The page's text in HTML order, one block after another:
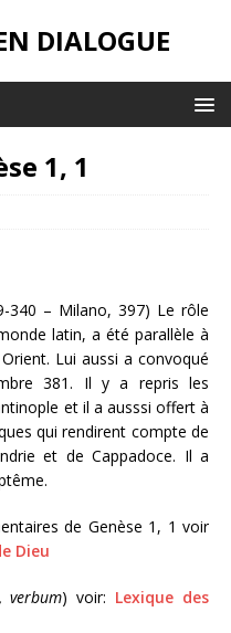
DIALOGUE
1, 1
340 – Milano, 397) Le rôle
latin, a été parallèle à
Lui aussi a convoqué
381. Il y a repris les
et il a ausssi offert à
qui rendirent compte de
et de Cappadoce. Il a
de Genèse 1, 1 voir
Dieu
verbum) voir: Lexique des